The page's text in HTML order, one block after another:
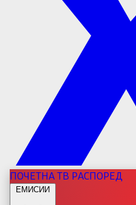
ПОЧЕТНАТВ РАСПОРЕД
ЕМИСИИ